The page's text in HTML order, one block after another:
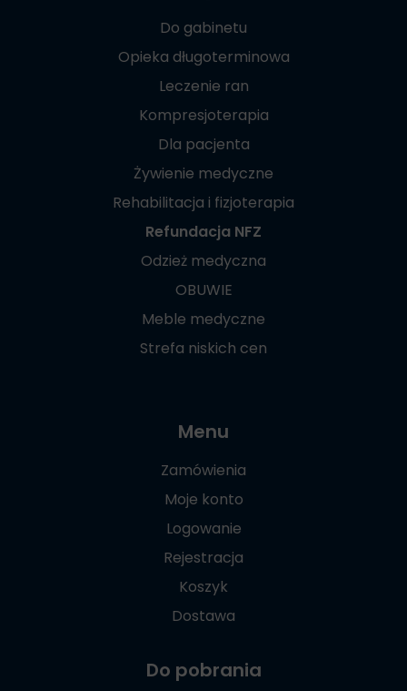
Do gabinetu
Opieka długoterminowa
Leczenie ran
Kompresjoterapia
Dla pacjenta
Żywienie medyczne
Rehabilitacja i fizjoterapia
Refundacja NFZ
Odzież medyczna
OBUWIE
Meble medyczne
Strefa niskich cen
Menu
Zamówienia
Moje konto
Logowanie
Rejestracja
Koszyk
Dostawa
Do pobrania